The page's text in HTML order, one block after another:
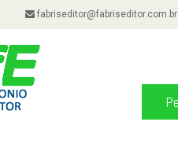
fabriseditor@fabriseditor.com.br